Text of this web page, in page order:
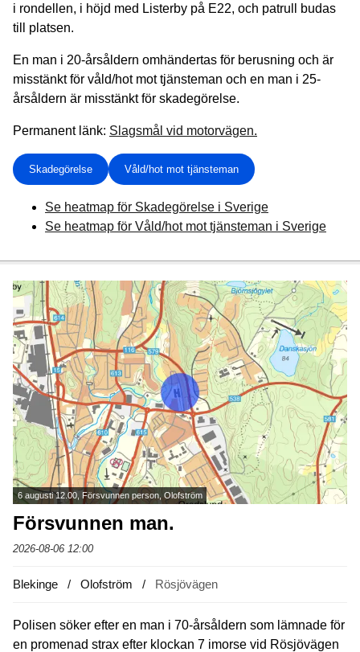
i rondellen, i höjd med Listerby på E22, och patrull budas
till platsen.
En man i 20-årsåldern omhändertas för berusning och är
misstänkt för våld/hot mot tjänsteman och en man i 25-
årsåldern är misstänkt för skadegörelse.
Permanent länk: Slagsmål vid motorvägen.
Skadegörelse Våld/hot mot tjänsteman
Se heatmap för Skadegörelse i Sverige
Se heatmap för Våld/hot mot tjänsteman i Sverige
6 augusti 12.00, Försvunnen person, Olofström
Försvunnen man.
2026-08-06 12:00
Blekinge Olofström Rösjövägen
Polisen söker efter en man i 70-årsåldern som lämnade för
en promenad strax efter klockan 7 imorse vid Rösjövägen